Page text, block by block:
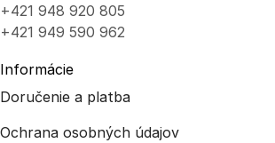
+421 948 920 805
+421 949 590 962
Informácie
Doručenie a platba
Ochrana osobných údajov